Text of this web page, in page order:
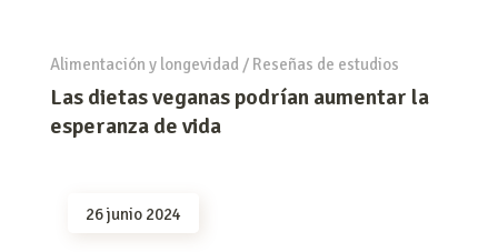
Alimentación y longevidad / Reseñas de estudios
Las dietas veganas podrían aumentar la
esperanza de vida
26 junio 2024